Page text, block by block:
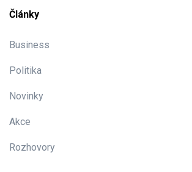
Články
Business
Politika
Novinky
Akce
Rozhovory